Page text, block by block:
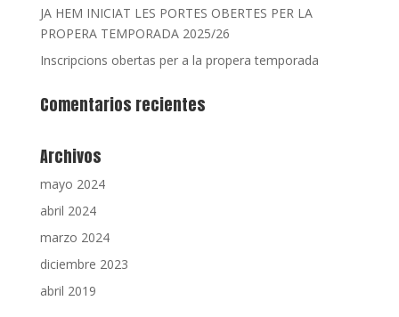
JA HEM INICIAT LES PORTES OBERTES PER LA
PROPERA TEMPORADA 2025/26
Inscripcions obertas per a la propera temporada
Comentarios recientes
Archivos
mayo 2024
abril 2024
marzo 2024
diciembre 2023
abril 2019